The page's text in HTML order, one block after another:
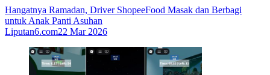
Hangatnya Ramadan, Driver ShopeeFood Masak dan Berbagi
untuk Anak Panti Asuhan
Liputan6.com22 Mar 2026